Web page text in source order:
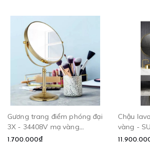
Gương trang điểm phóng đại
3X - 34408V mạ vàng
CLEANMAX
1.700.000₫
Chậu
vàng -